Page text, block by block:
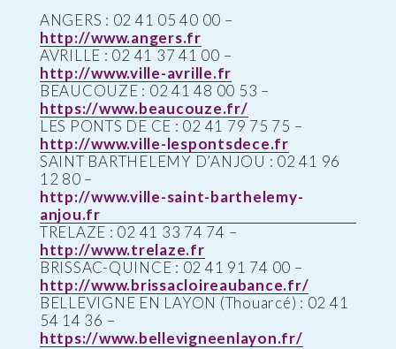
ANGERS : 02 41 05 40 00 –
http://www.angers.fr
AVRILLE : 02 41 37 41 00 –
http://www.ville-avrille.fr
BEAUCOUZE : 02 41 48 00 53 –
https://www.beaucouze.fr/
LES PONTS DE CE : 02 41 79 75 75 –
http://www.ville-lespontsdece.fr
SAINT BARTHELEMY D’ANJOU : 02 41 96
12 80 –
http://www.ville-saint-barthelemy-
anjou.fr
TRELAZE : 02 41 33 74 74 –
http://www.trelaze.fr
BRISSAC-QUINCE : 02 41 91 74 00 –
http://www.brissacloireaubance.fr/
BELLEVIGNE EN LAYON (Thouarcé) : 02 41
54 14 36 –
https://www.bellevigneenlayon.fr/